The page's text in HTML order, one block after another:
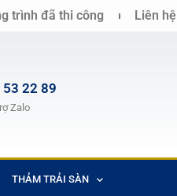
trình đã thi công Liên hệ
22 89
Zalo
THẢM TRẢI SÀN